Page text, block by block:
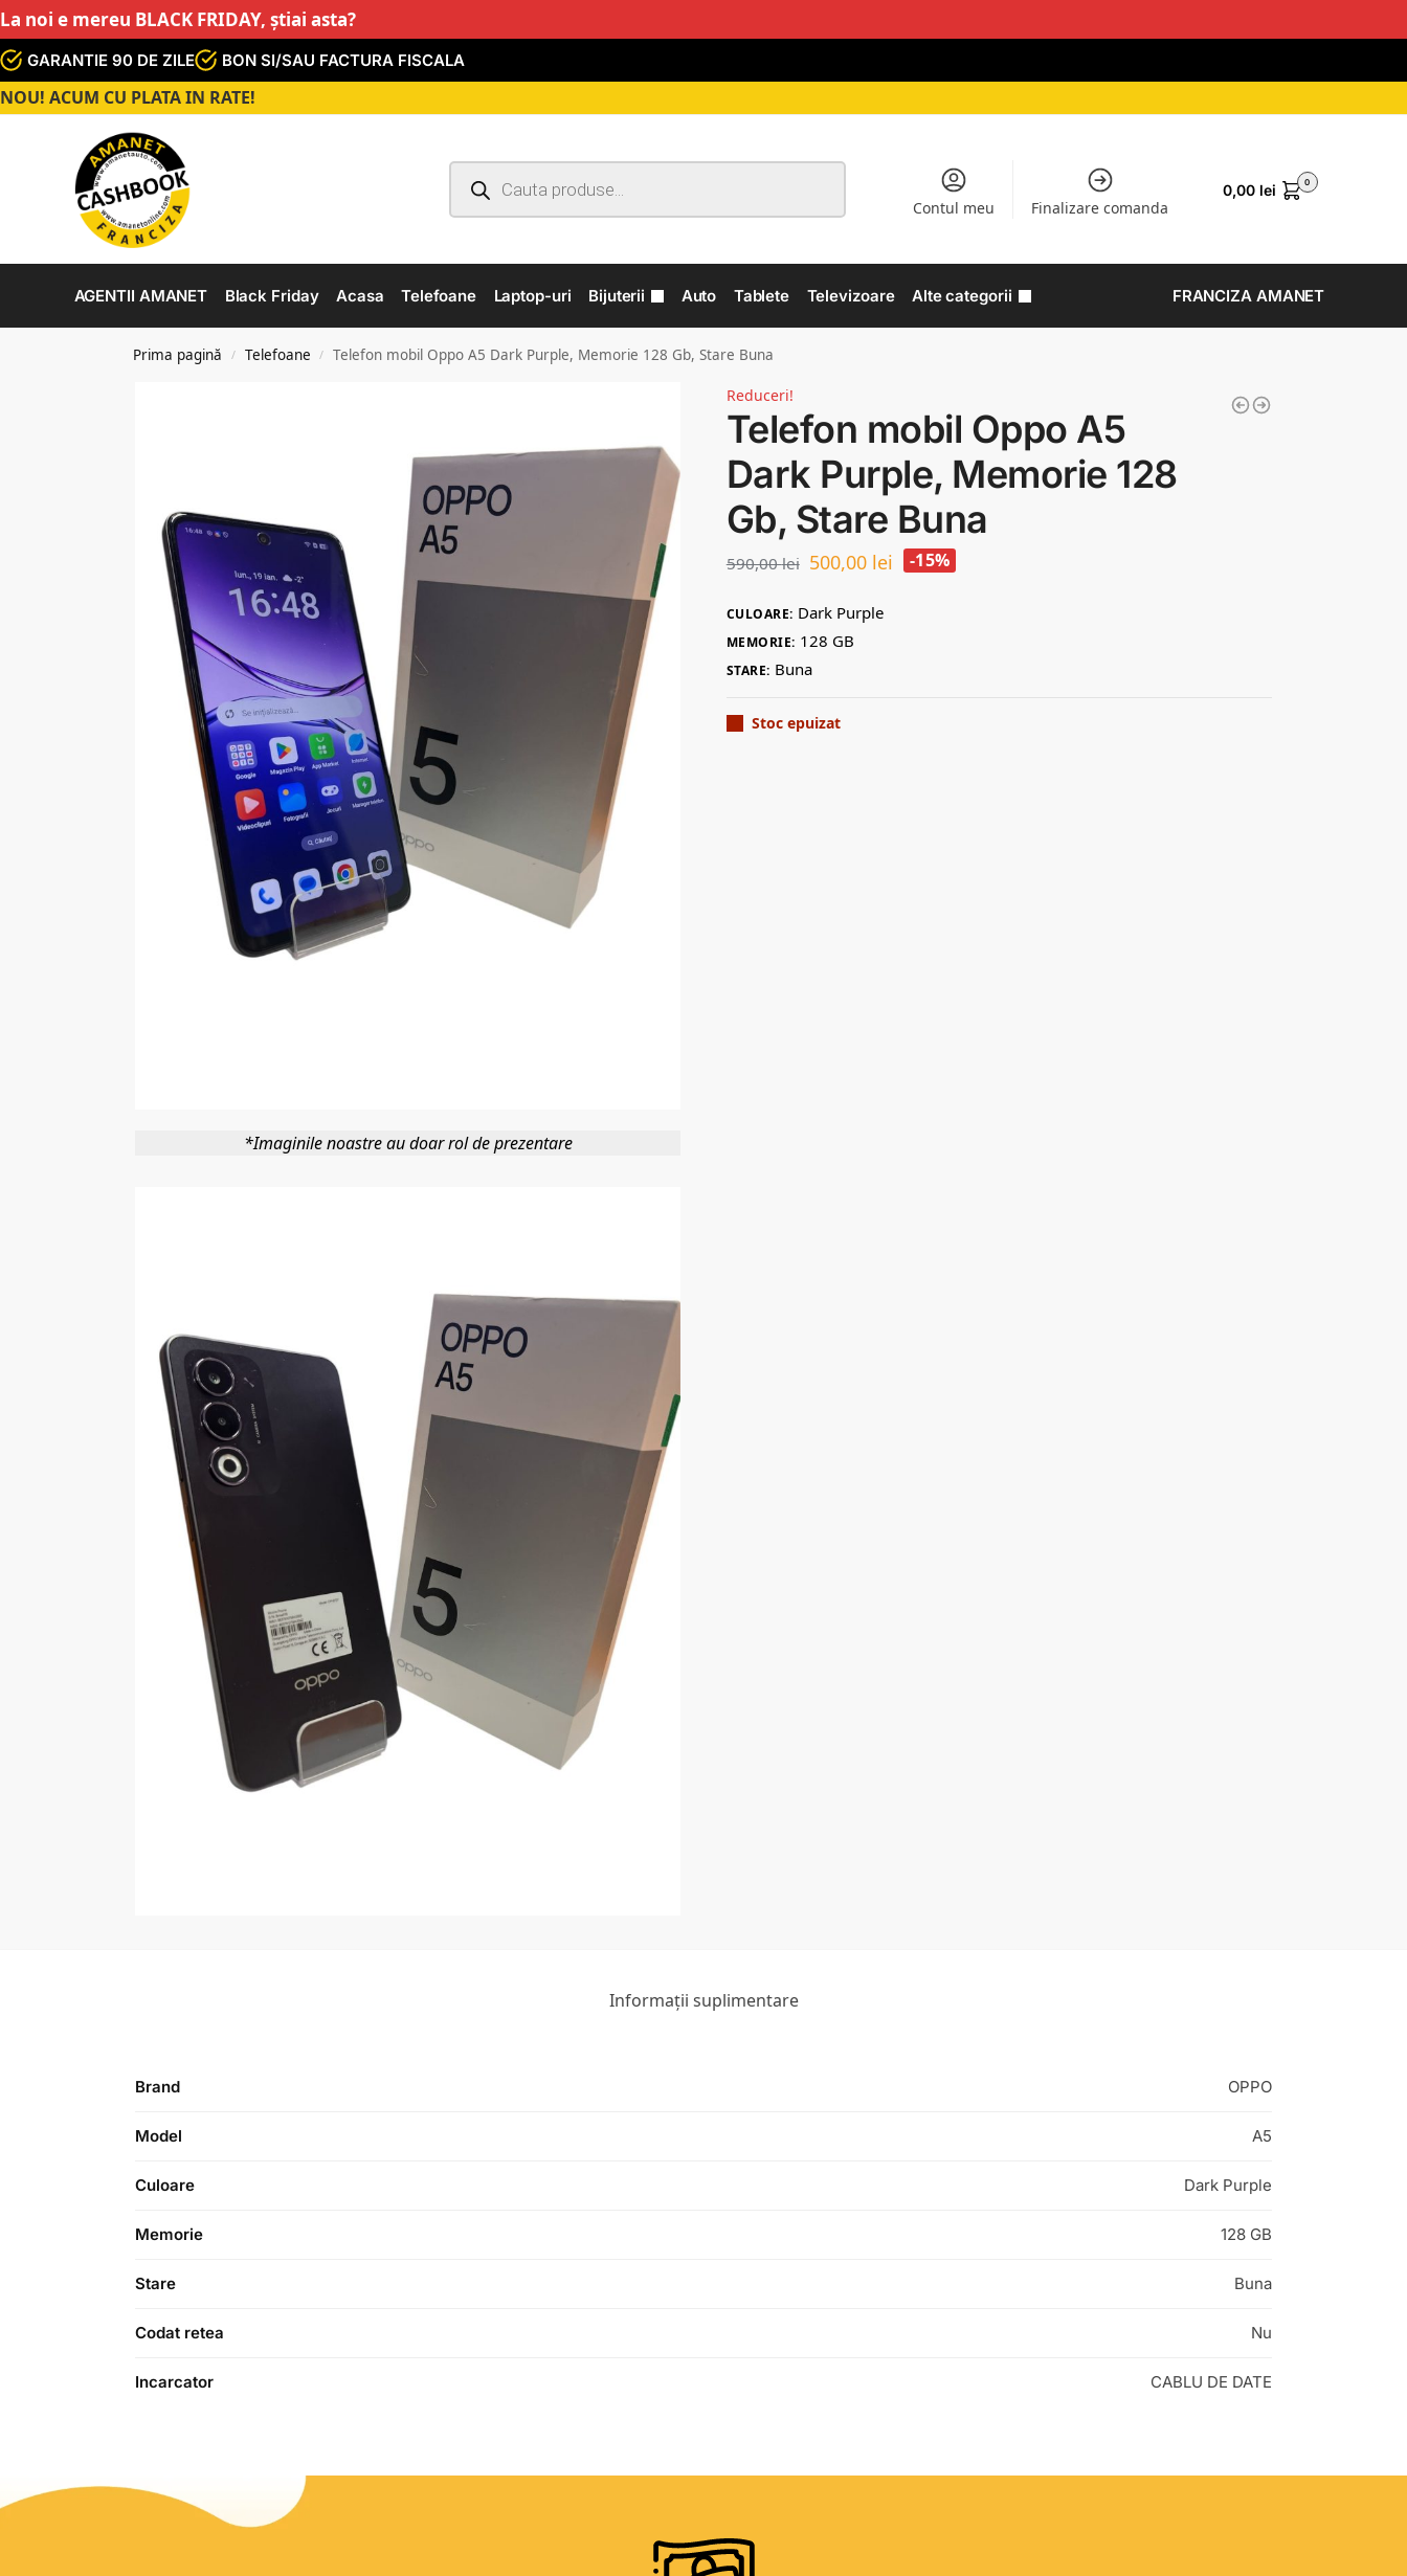
La noi e mereu BLACK FRIDAY, știai asta?
GARANTIE 90 DE ZILE BON SI/SAU FACTURA FISCALA
NOU! ACUM CU PLATA IN RATE!
Contul meu Finalizare comanda
0,00 lei 0
AGENTII AMANET Black Friday Acasa Telefoane Laptop-uri Bijuterii Auto Tablete Televizoare Alte categorii FRANCIZA AMANET
Prima pagină / Telefoane / Telefon mobil Oppo A5 Dark Purple, Memorie 128 Gb, Stare Buna
Reduceri!
Telefon mobil Oppo A5
Dark Purple, Memorie 128
Gb, Stare Buna
590,00lei 500,00 lei -15%
CULOARE: Dark Purple
MEMORIE: 128 GB
STARE: Buna
Stoc epuizat
Informații suplimentare
Brand OPPO
Model A5
Culoare Dark Purple
Memorie 128 GB
Stare Buna
Codat retea Nu
Incarcator CABLU DE DATE